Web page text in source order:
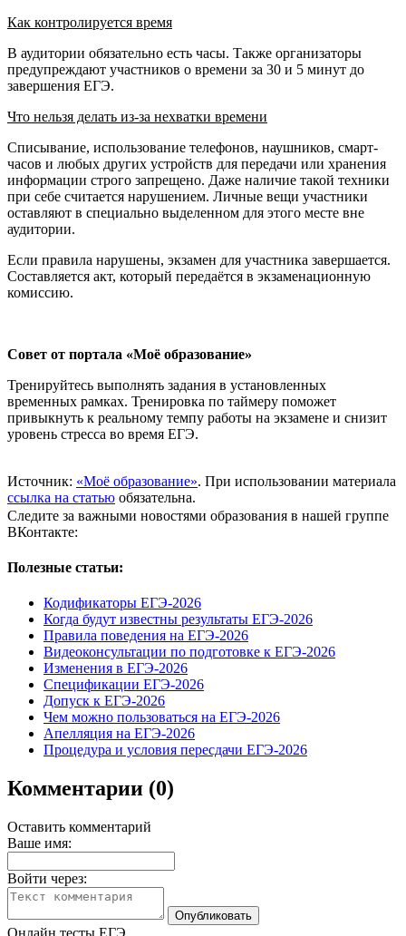
Как контролируется время
В аудитории обязательно есть часы. Также организаторы
предупреждают участников о времени за 30 и 5 минут до
завершения ЕГЭ.
Что нельзя делать из-за нехватки времени
Списывание, использование телефонов, наушников, смарт-
часов и любых других устройств для передачи или хранения
информации строго запрещено. Даже наличие такой техники
при себе считается нарушением. Личные вещи участники
оставляют в специально выделенном для этого месте вне
аудитории.
Если правила нарушены, экзамен для участника завершается.
Составляется акт, который передаётся в экзаменационную
комиссию.
Совет от портала «Моё образование»
Тренируйтесь выполнять задания в установленных
временных рамках. Тренировка по таймеру поможет
привыкнуть к реальному темпу работы на экзамене и снизит
уровень стресса во время ЕГЭ.
Источник: «Моё образование». При использовании материала
ссылка на статью обязательна.
Следите за важными новостями образования в нашей группе
ВКонтакте:
Полезные статьи:
Кодификаторы ЕГЭ-2026
Когда будут известны результаты ЕГЭ-2026
Правила поведения на ЕГЭ-2026
Видеоконсультации по подготовке к ЕГЭ-2026
Изменения в ЕГЭ-2026
Спецификации ЕГЭ-2026
Допуск к ЕГЭ-2026
Чем можно пользоваться на ЕГЭ-2026
Апелляция на ЕГЭ-2026
Процедура и условия пересдачи ЕГЭ-2026
Комментарии (0)
Оставить комментарий
Ваше имя:
Войти через: